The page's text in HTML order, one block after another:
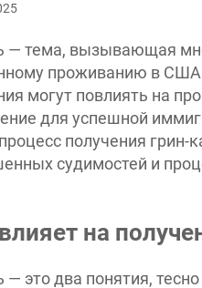
— тема, вызывающая
проживанию в
могут повлиять на
для успешной
получения
судимостей и
на
— это два понятия,